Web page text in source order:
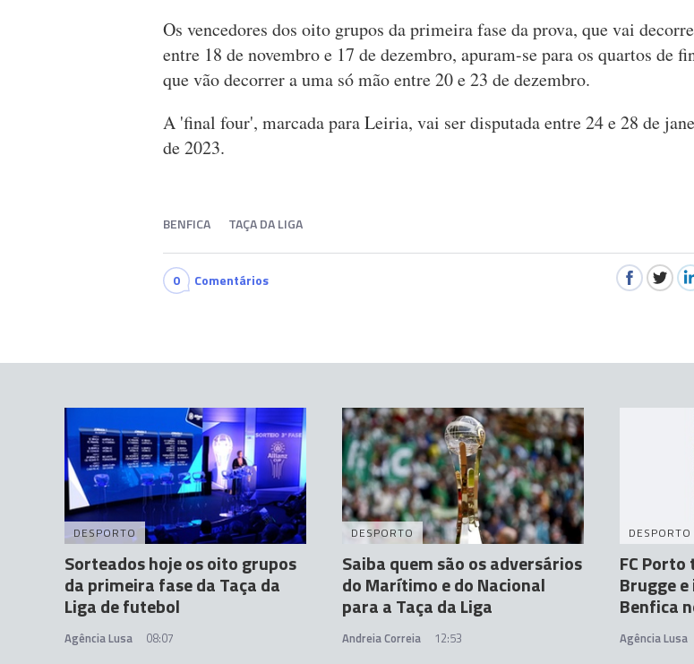
Os vencedores dos oito grupos da primeira fase da prova, que vai
entre 18 de novembro e 17 de dezembro, apuram-se para os quartos de
que vão decorrer a uma só mão entre 20 e 23 de dezembro.
A 'final four', marcada para Leiria, vai ser disputada entre 24 e 28 de
de 2023.
BENFICA TAÇA DA LIGA
0 Comentários
DESPORTO
Sorteados hoje os oito grupos
da primeira fase da Taça da
Liga de futebol
Agência Lusa 08:07
DESPORTO
Saiba quem são os adversários
do Marítimo e do Nacional
para a Taça da Liga
Andreia Correia 12:53
DESPORTO
FC
Brugge
Benfica
Agência Lusa